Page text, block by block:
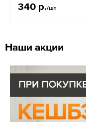
340 р./шт
Наши акции